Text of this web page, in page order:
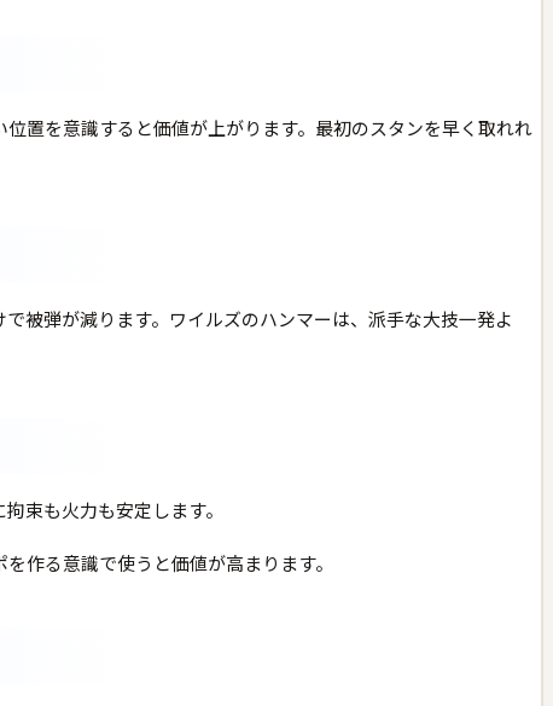
置を意識すると価値が上がります。最初のスタンを早く取れれ
被弾が減ります。ワイルズのハンマーは、派手な大技一発よ
束も火力も安定します。
作る意識で使うと価値が高まります。